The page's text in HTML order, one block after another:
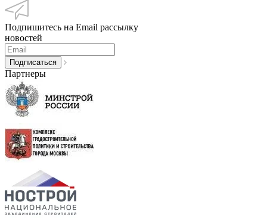
Подпишитесь на Email рассылку
новостей
Партнеры